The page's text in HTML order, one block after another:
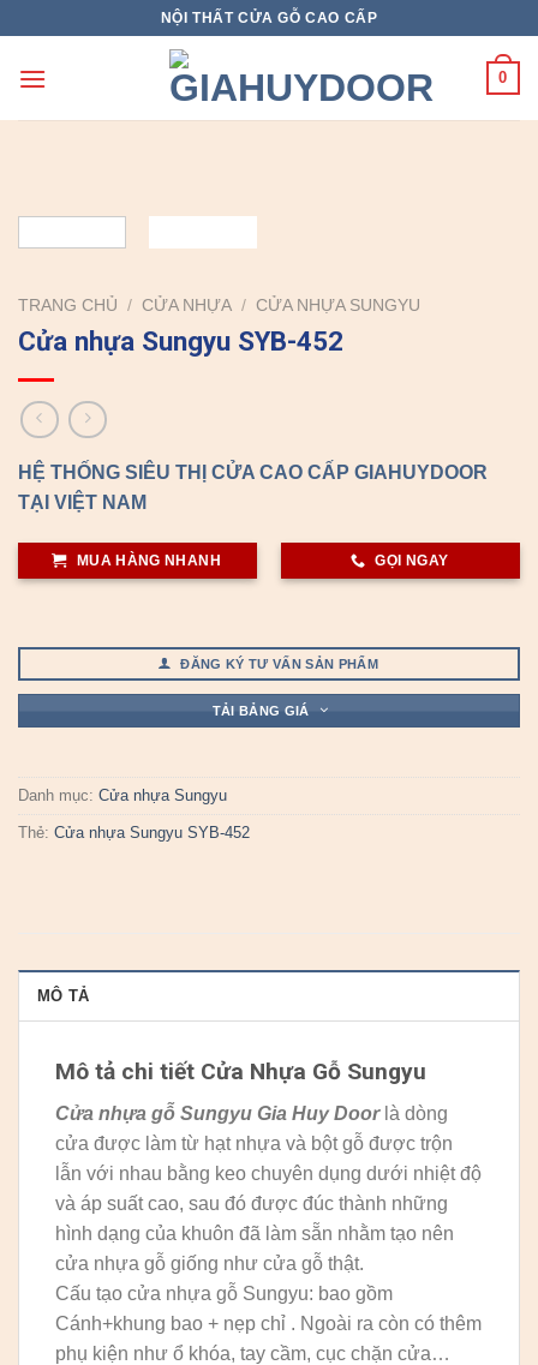
content
NỘI THẤT CỬA GỖ CAO CẤP
0
TRANG CHỦ / CỬA NHỰA / CỬA NHỰA SUNGYU
Cửa nhựa Sungyu SYB-452
HỆ THỐNG SIÊU THỊ CỬA CAO CẤP GIAHUYDOOR
TẠI VIỆT NAM
MUA HÀNG NHANH GỌI NGAY
ĐĂNG KÝ TƯ VẤN SẢN PHẨM
TẢI BẢNG GIÁ
Danh mục: Cửa nhựa Sungyu
Thẻ: Cửa nhựa Sungyu SYB-452
MÔ TẢ
Mô tả chi tiết Cửa Nhựa Gỗ Sungyu
Cửa nhựa gỗ Sungyu Gia Huy Doorlà dòng
cửa được làm từ hạt nhựa và bột gỗ được trộn
lẫn với nhau bằng keo chuyên dụng dưới nhiệt độ
và áp suất cao, sau đó được đúc thành những
hình dạng của khuôn đã làm sẵn nhằm tạo nên
cửa nhựa gỗ giống như cửa gỗ thật.
Cấu tạo cửa nhựa gỗ Sungyu: bao gồm
Cánh+khung bao + nẹp chỉ . Ngoài ra còn có thêm
phụ kiện như ổ khóa, tay cầm, cục chặn cửa…